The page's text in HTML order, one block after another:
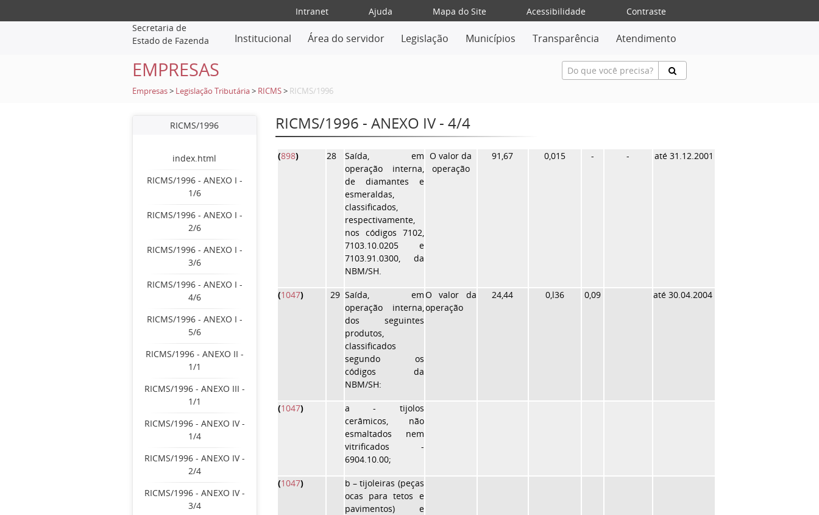
Intranet Ajuda Mapa do Site Acessibilidade
Contraste
Secretaria de
Estado de Fazenda
Institucional Área do servidor Legislação Municípios Transparência Atendimento
EMPRESAS
Empresas > Legislação Tributária > RICMS > RICMS/1996
RICMS/1996
index.html
RICMS/1996 - ANEXO I -
1/6
RICMS/1996 - ANEXO I -
2/6
RICMS/1996 - ANEXO I -
3/6
RICMS/1996 - ANEXO I -
4/6
RICMS/1996 - ANEXO I -
5/6
RICMS/1996 - ANEXO II -
1/1
RICMS/1996 - ANEXO III -
1/1
RICMS/1996 - ANEXO IV -
1/4
RICMS/1996 - ANEXO IV -
2/4
RICMS/1996 - ANEXO IV -
3/4
RICMS/1996 - ANEXO IV - 4/4
(898) 28
Saída, em
operação interna,
de diamantes e
esmeraldas,
classificados,
respectivamente,
nos códigos 7102,
7103.10.0205 e
7103.91.0300, da
NBM/SH.
O valor da
operação
91,67 0,015 - - até 31.12.2001
(1047) 29 Saída, em
operação interna,
dos seguintes
produtos,
classificados
segundo os
códigos da
NBM/SH:
O valor da
operação
24,44 0,l36 0,09 até 30.04.2004
(1047) a - tijolos
cerâmicos, não
esmaltados nem
vitrificados -
6904.10.00;
(1047) b – tijoleiras (peças
ocas para tetos e
pavimentos) e